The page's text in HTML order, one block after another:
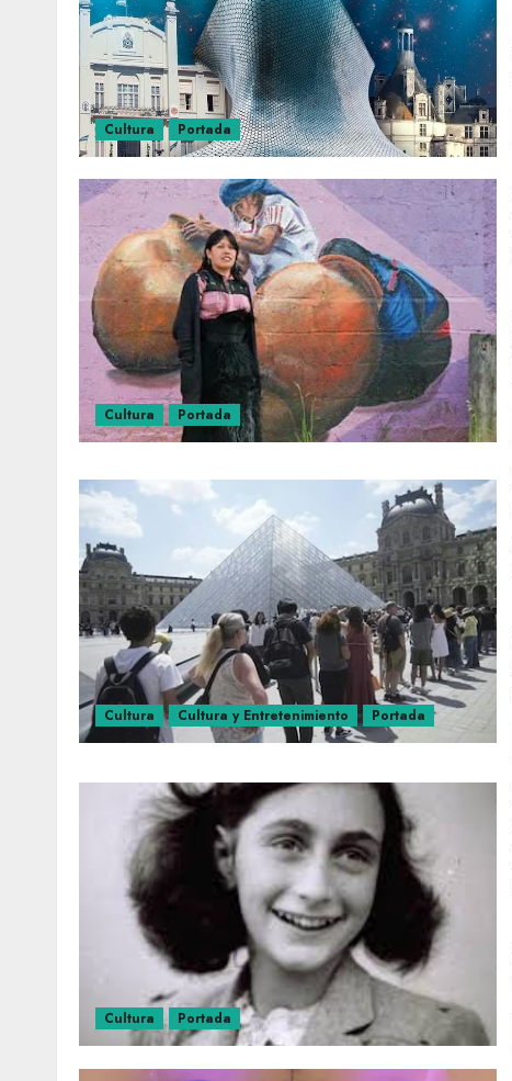
Cultura Portada
Cultura Portada
Cultura Cultura y Entretenimiento Portada
Cultura Portada